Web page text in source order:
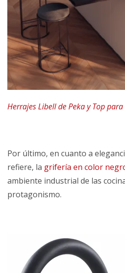
Herrajes Libell de Peka y Top
Por último, en cuanto a
refiere, la grifería en color
ambiente industrial de las
protagonismo.